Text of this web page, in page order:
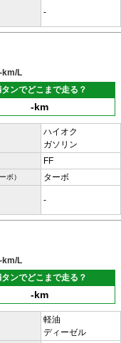
-
-km/L
ンでどこまで走る？
-km
ハイオク
ガソリン
FF
ボ） ターボ
-
-km/L
ンでどこまで走る？
-km
軽油
ディーゼル